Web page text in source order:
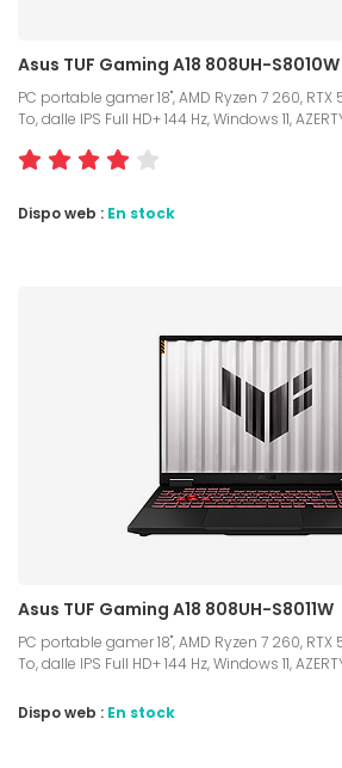
Asus TUF Gaming A18 808UH-S8010W
PC portable gamer 18", AMD Ryzen 7 260, RTX
To, dalle IPS Full HD+ 144 Hz, Windows 11,
Dispo web : En stock
Asus TUF Gaming A18 808UH-S8011W
PC portable gamer 18", AMD Ryzen 7 260, RTX
To, dalle IPS Full HD+ 144 Hz, Windows 11,
Dispo web : En stock